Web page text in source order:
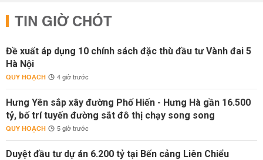
TIN GIỜ CHÓT
Đề xuất áp dụng 10 chính sách đặc thù đầu tư Vành đai 5
Hà Nội
QUY HOẠCH 4 giờ trước
Hưng Yên sắp xây đường Phố Hiến - Hưng Hà gần 16.500
tỷ, bố trí tuyến đường sắt đô thị chạy song song
QUY HOẠCH 5 giờ trước
Duyệt đầu tư dự án 6.200 tỷ tại Bến cảng Liên Chiểu